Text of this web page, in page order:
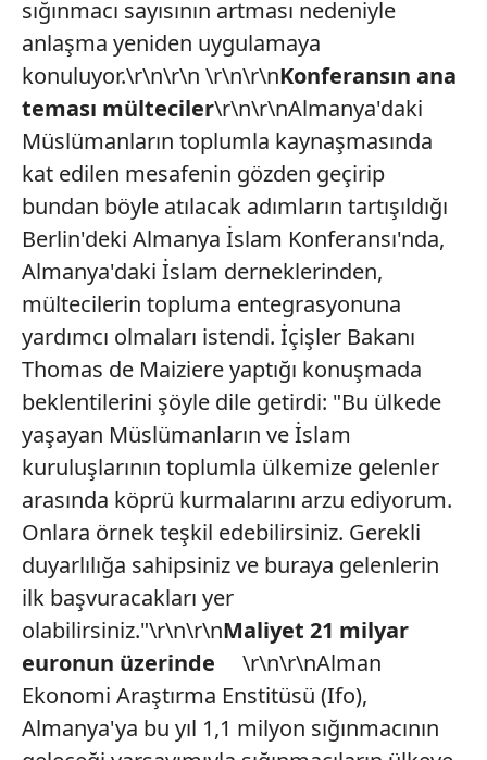
sığınmacı sayısının artması nedeniyle
anlaşma yeniden uygulamaya
konuluyor.\r\n\r\n \r\n\r\nKonferansın ana
teması mülteciler\r\n\r\nAlmanya'daki
Müslümanların toplumla kaynaşmasında
kat edilen mesafenin gözden geçirip
bundan böyle atılacak adımların tartışıldığı
Berlin'deki Almanya İslam Konferansı'nda,
Almanya'daki İslam derneklerinden,
mültecilerin topluma entegrasyonuna
yardımcı olmaları istendi. İçişler Bakanı
Thomas de Maiziere yaptığı konuşmada
beklentilerini şöyle dile getirdi: "Bu ülkede
yaşayan Müslümanların ve İslam
kuruluşlarının toplumla ülkemize gelenler
arasında köprü kurmalarını arzu ediyorum.
Onlara örnek teşkil edebilirsiniz. Gerekli
duyarlılığa sahipsiniz ve buraya gelenlerin
ilk başvuracakları yer
olabilirsiniz."\r\n\r\nMaliyet 21 milyar
euronun üzerinde \r\n\r\nAlman
Ekonomi Araştırma Enstitüsü (Ifo),
Almanya'ya bu yıl 1,1 milyon sığınmacının